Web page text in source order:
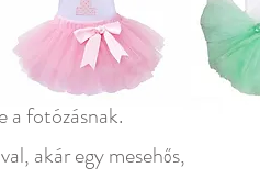
a fotózásnak.
akár egy mesehős,